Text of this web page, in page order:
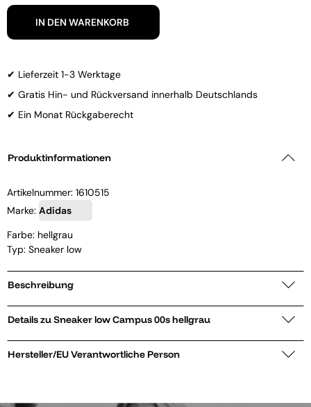
IN DEN WARENKORB
✔ Lieferzeit 1-3 Werktage
✔ Gratis Hin- und Rückversand innerhalb Deutschlands
✔ Ein Monat Rückgaberecht
Produktinformationen
Artikelnummer: 1610515
Marke: Adidas
Farbe: hellgrau
Typ: Sneaker low
Beschreibung
Details zu Sneaker low Campus 00s hellgrau
Hersteller/EU Verantwortliche Person